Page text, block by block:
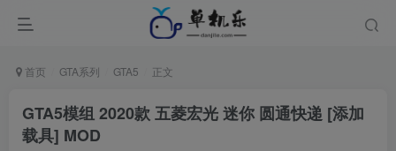
首页 GTA系列 GTA5 正文
GTA5模组 2020款 五菱宏光 迷你 圆通快递 [添加
载具] MOD